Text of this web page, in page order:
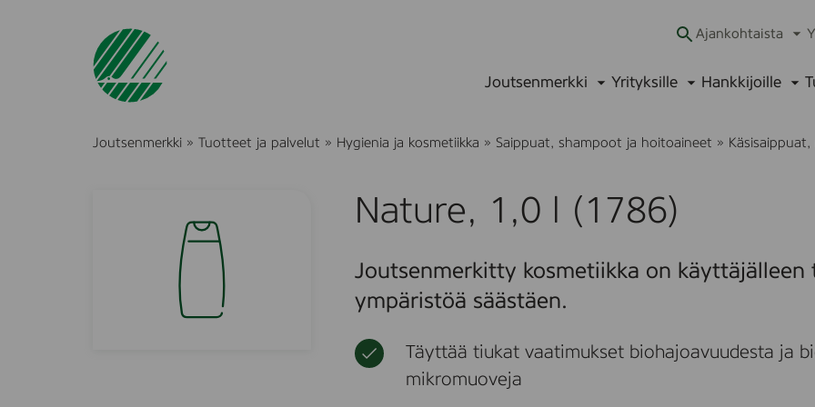
Ajankohtaista
Joutsenmerkki Yrityksille Hankkijoille
Joutsenmerkki » Tuotteet ja palvelut » Hygienia ja kosmetiikka » Saippuat, shampoot ja hoitoaineet »
Nature, 1,0 l (1786)
Joutsenmerkitty kosmetiikka on
ympäristöä säästäen.
Täyttää tiukat vaatimukset biohajoavuudesta ja
mikromuoveja